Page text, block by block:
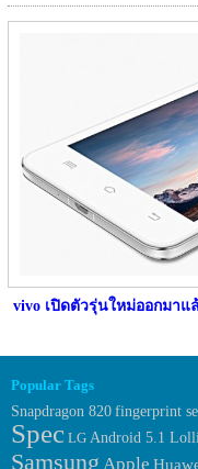
vivo เปิดตัวรุ่นใหม่ออกมาแ
Popular Tags
Snapdragon 820 fingerprint
Spec LG Android 5.1
Samsung Apple